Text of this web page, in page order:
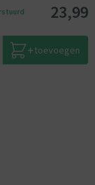
23,99
toevoegen